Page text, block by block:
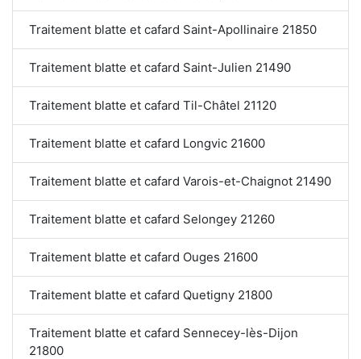
Traitement blatte et cafard Saint-Apollinaire 21850
Traitement blatte et cafard Saint-Julien 21490
Traitement blatte et cafard Til-Châtel 21120
Traitement blatte et cafard Longvic 21600
Traitement blatte et cafard Varois-et-Chaignot 21490
Traitement blatte et cafard Selongey 21260
Traitement blatte et cafard Ouges 21600
Traitement blatte et cafard Quetigny 21800
Traitement blatte et cafard Sennecey-lès-Dijon
21800